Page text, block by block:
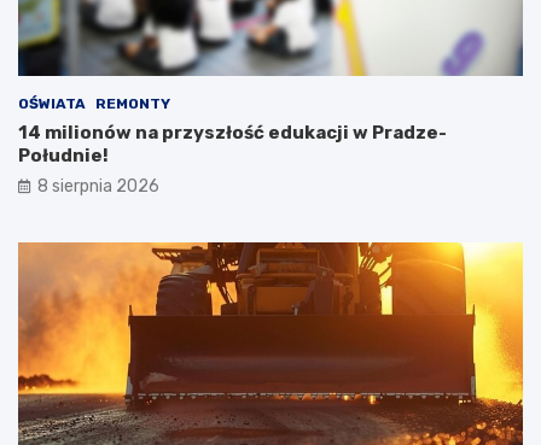
OŚWIATA REMONTY
14 milionów na przyszłość edukacji w Pradze-
Południe!
8 sierpnia 2026